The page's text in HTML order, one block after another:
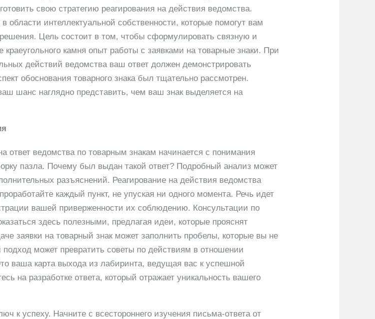
свою стратегию реагирования на действия ведомства.
области интеллектуальной собственности, которые помогут вам
Цель состоит в том, чтобы сформулировать связную и
камня опыт работы с заявками на товарные знаки. При
действий ведомства ваш ответ должен демонстрировать
обоснования товарного знака был тщательно рассмотрен.
шанс наглядно представить, чем ваш знак выделяется на
ответ ведомства по товарным знакам начинается с понимания
пазла. Почему был выдан такой ответ? Подробный анализ может
разъяснений. Реагирование на действия ведомства
каждый пункт, не упуская ни одного момента. Речь идет
вашей приверженности их соблюдению. Консультации по
здесь полезными, предлагая идеи, которые прояснят
заявки на товарный знак может заполнить пробелы, которые вы не
может превратить советы по действиям в отношении
ваша карта выхода из лабиринта, ведущая вас к успешной
на разработке ответа, который отражает уникальность вашего
к успеху. Начните с всестороннего изучения письма-ответа от